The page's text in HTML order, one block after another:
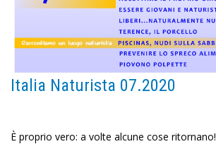
Italia Naturista 07.2020
È proprio vero: a volte alcune cose ritornano!